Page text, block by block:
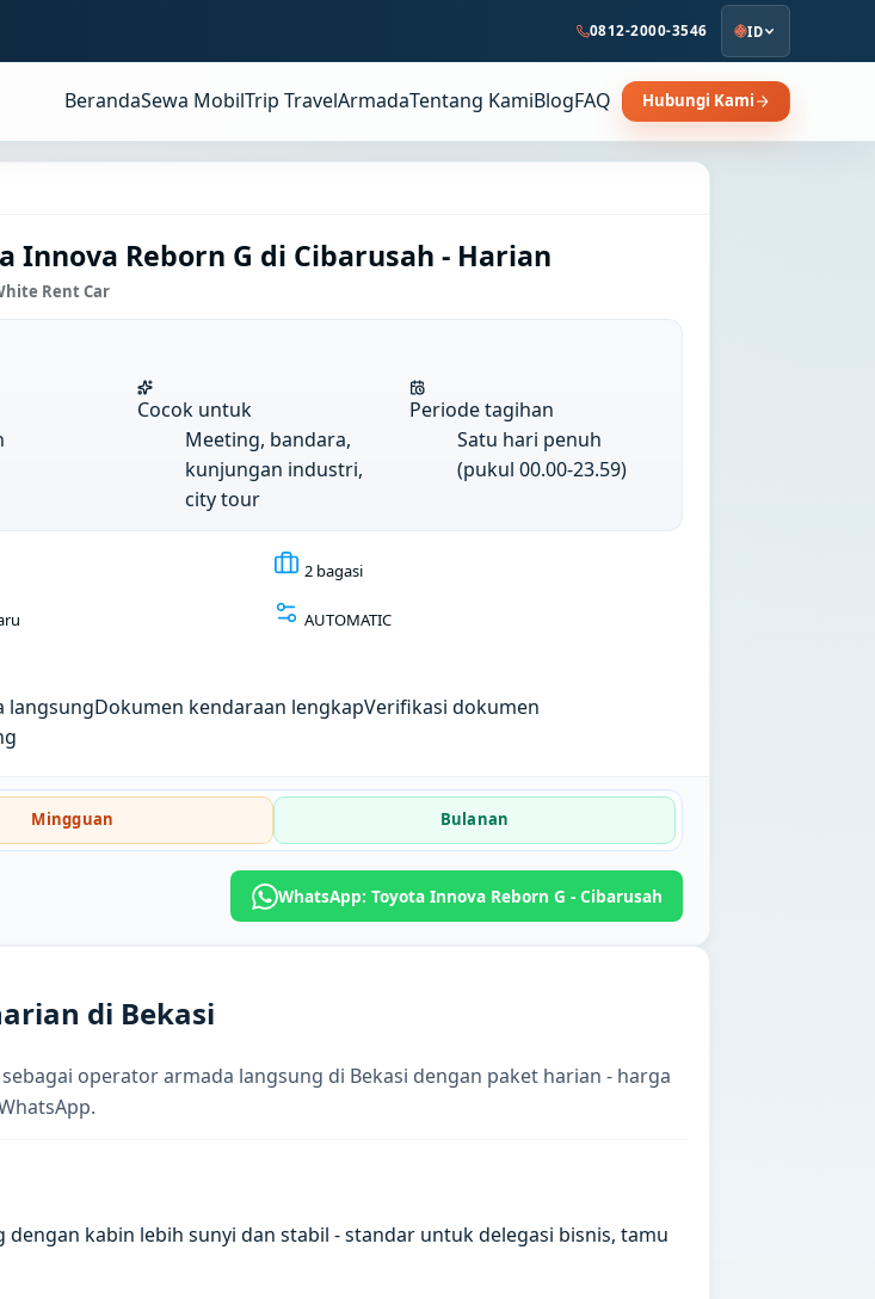
0812-2000-3546 ID
BerandaSewa MobilTrip TravelArmadaTentang KamiBlogFAQ Hubungi Kami
Innova Reborn G di Cibarusah - Harian
Rent Car
Cocok untuk
Meeting, bandara,
kunjungan industri,
city tour
Periode tagihan
Satu hari penuh
(pukul 00.00-23.59)
2 bagasi
AUTOMATIC
langsungDokumen kendaraan lengkapVerifikasi dokumen
Mingguan Bulanan
WhatsApp: Toyota Innova Reborn G - Cibarusah
di Bekasi
operator armada langsung di Bekasi dengan paket harian - harga
kabin lebih sunyi dan stabil - standar untuk delegasi bisnis, tamu